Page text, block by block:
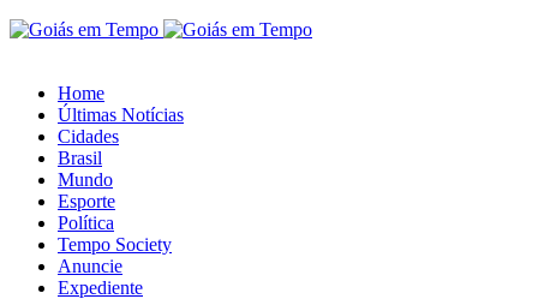
Home
Últimas Notícias
Cidades
Brasil
Mundo
Esporte
Política
Tempo Society
Anuncie
Expediente